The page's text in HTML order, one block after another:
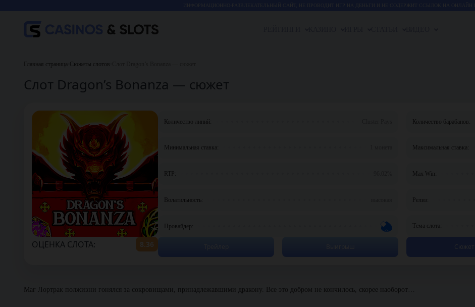
Главная страница Сюжеты слотов
Слот Dragon’s Bonanza — сюжет
ОЦЕНКА СЛОТА: 8.36
Количество линий: Количество барабанов:
Минимальная ставка: Максимальная ставка:
RTP: Max Win:
Волатильность: Релиз:
Провайдер: Тема слота:
Сюжет
Маг Лортрак полжизни гонялся за сокровищами, принадлежавшими дракону. Все это добром не кончилось, скорее наоборот…